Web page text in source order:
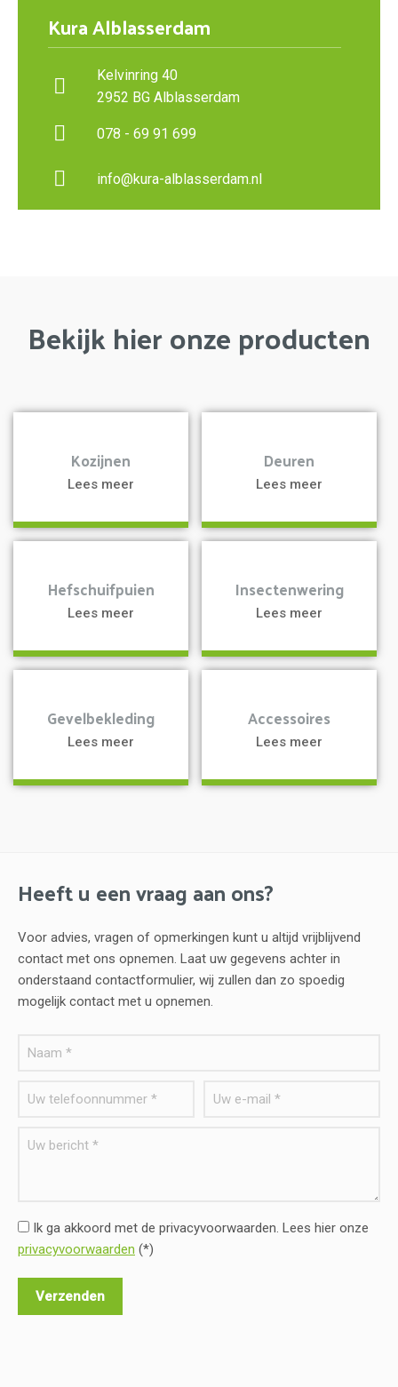
Kura Alblasserdam
Kelvinring 40
2952 BG Alblasserdam
078 - 69 91 699
info@kura-alblasserdam.nl
Bekijk hier onze producten
Kozijnen
Lees meer
Deuren
Lees meer
Hefschuifpuien
Lees meer
Insectenwering
Lees meer
Gevelbekleding
Lees meer
Accessoires
Lees meer
Heeft u een vraag aan ons?
Voor advies, vragen of opmerkingen kunt u altijd vrijblijvend
contact met ons opnemen. Laat uw gegevens achter in
onderstaand contactformulier, wij zullen dan zo spoedig
mogelijk contact met u opnemen.
Ik ga akkoord met de privacyvoorwaarden. Lees hier onze
privacyvoorwaarden (*)